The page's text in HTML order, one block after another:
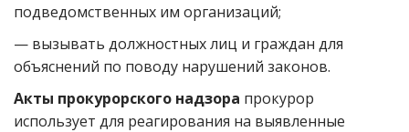
подведомственных им организаций;
— вызывать должностных лиц и граждан для
объяснений по поводу нарушений законов.
Акты прокурорского надзора прокурор
использует для реагирования на выявленные